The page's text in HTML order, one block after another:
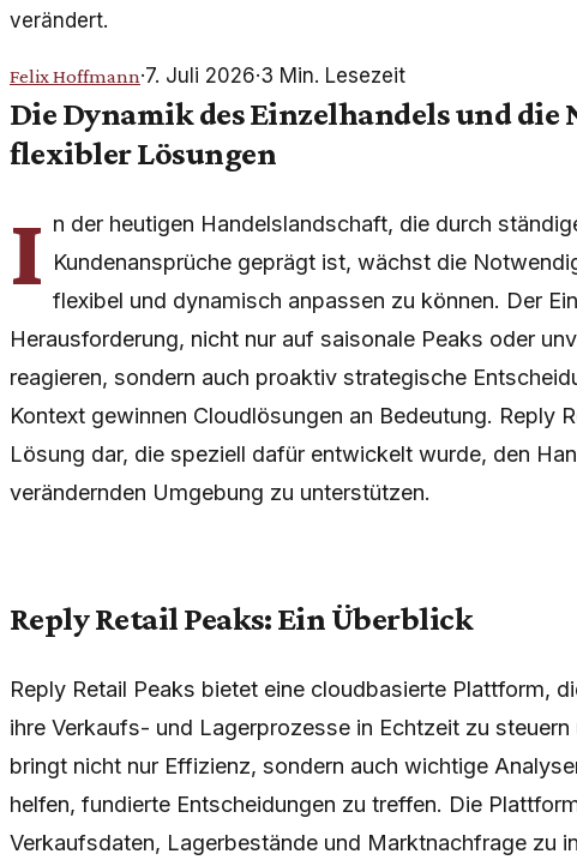
verändert.
Felix Hoffmann·7. Juli 2026·3 Min. Lesezeit
Die Dynamik des Einzelhandels und
flexibler Lösungen
I n der heutigen Handelslandschaft, die durch
Kundenansprüche geprägt ist, wächst die
flexibel und dynamisch anpassen zu können. Der
Herausforderung, nicht nur auf saisonale Peaks oder
reagieren, sondern auch proaktiv strategische
Kontext gewinnen Cloudlösungen an Bedeutung. Reply
Lösung dar, die speziell dafür entwickelt wurde, den
verändernden Umgebung zu unterstützen.
Reply Retail Peaks: Ein Überblick
Reply Retail Peaks bietet eine cloudbasierte Plattform,
ihre Verkaufs- und Lagerprozesse in Echtzeit zu
bringt nicht nur Effizienz, sondern auch wichtige
helfen, fundierte Entscheidungen zu treffen. Die
Verkaufsdaten, Lagerbestände und Marktnachfrage zu